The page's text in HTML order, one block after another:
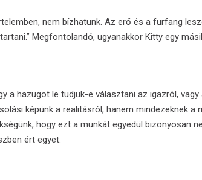
nem bízhatunk. Az erő és a furfang
Megfontolandó, ugyanakkor Kitty egy
a hazugot le tudjuk-e választani az igazról,
képünk a realitásról, hanem mindezeknek a
hogy ezt a munkát egyedül bizonyosan
ért egyet: